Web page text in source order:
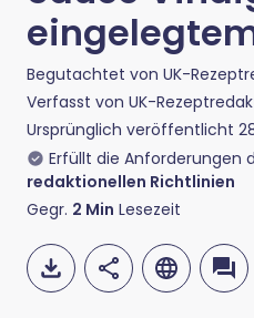
Begutachtet von UK-
Verfasst von UK-
Ursprünglich veröffentlicht
Erfüllt die Anforderungen
redaktionellen Richtlinien
Gegr. 2 Min Lesezeit